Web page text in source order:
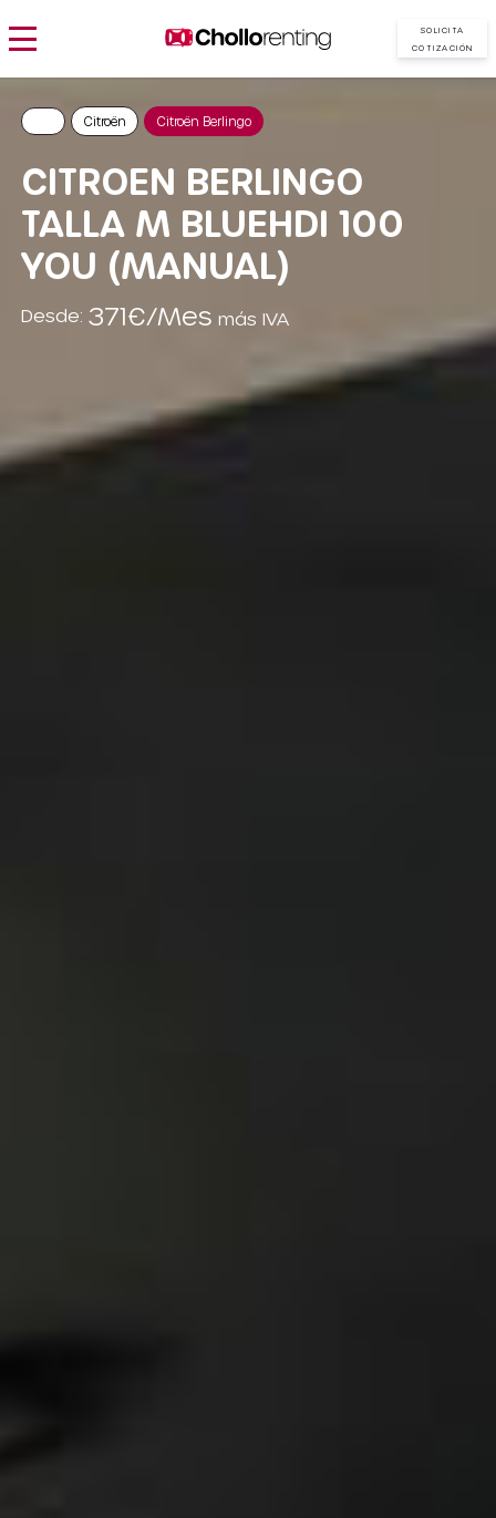
SOLICITA
COTIZACIÓN
Citroën Citroën Berlingo
CITROEN BERLINGO
TALLA M BLUEHDI 100
YOU (MANUAL)
Desde: 371€/Mes más IVA